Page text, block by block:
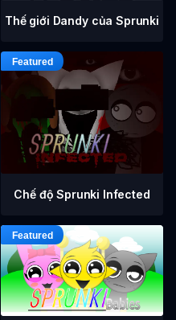
Thế giới Dandy của Sprunki
Chế độ Sprunki Infected